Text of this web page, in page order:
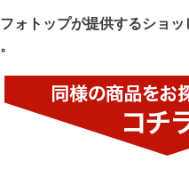
ォトップが提供するショ